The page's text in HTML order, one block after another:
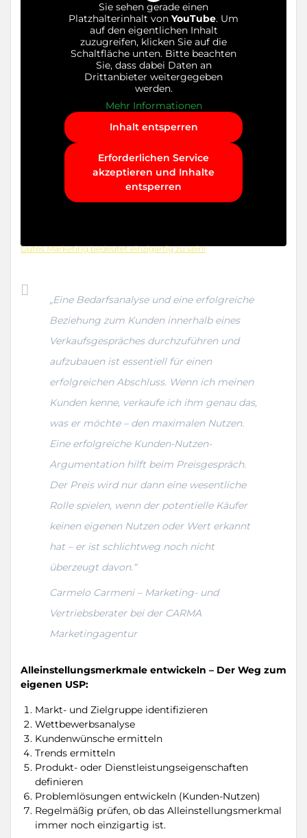
Sie sehen gerade einen
Platzhalterinhalt von YouTube. Um
auf den eigentlichen Inhalt
zuzugreifen, klicken Sie auf die
Schaltfläche unten. Bitte beachten
Sie, dass dabei Daten an
Drittanbieter weitergegeben
werden.
Mehr Informationen
Inhalt entsperren
Erforderlichen Service
akzeptieren und Inhalte
entsperren
Gutes Marketing bedeutet einzigartig zu sein!
„Eine Bedarfsanalyse und eine erfolgreiche
Beziehung zum Kunden innerhalb eines
Verkaufsgespräches durchzuführen und
aufzubauen ist essentiell für einen
erfolgreichen Abschluss. Wenn ich meinen
Kunden kenne, verkaufe ich ihm genau das,
was er möchte – den maximalen Nutzen.
Eine erfolgreiche Kunden-Nutzen-
Argumentation hilft beim Preisgespräch.
Der Preis wird nur dann eine wesentliche
Rolle spielen, wenn der potentielle Käufer
keinen eigenen Nutzen oder Wert erkannt
hat – er ist schlichtweg noch nicht
überzeugt davon.“
Carmelo Carmeni – Marketing- und
Vertriebsberater bei der CARMA
Marketingagentur
Alleinstellungsmerkmale entwickeln – Der Weg zum
eigenen USP:
Markt- und Zielgruppe identifizieren
Wettbewerbsanalyse
Kundenwünsche ermitteln
Trends ermitteln
Produkt- oder Dienstleistungseigenschaften
definieren
Problemlösungen entwickeln (Kunden-Nutzen)
Regelmäßig prüfen, ob das Alleinstellungsmerkmal
immer noch einzigartig ist.